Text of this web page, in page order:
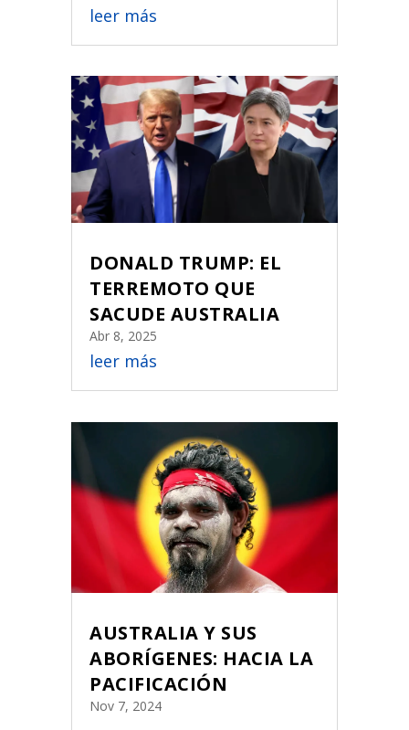
leer más
DONALD TRUMP: EL
TERREMOTO QUE
SACUDE AUSTRALIA
Abr 8, 2025
leer más
AUSTRALIA Y SUS
ABORÍGENES: HACIA LA
PACIFICACIÓN
Nov 7, 2024